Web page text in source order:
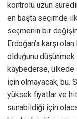
kontrolü uzun
en başta seçimde
seçmenin bir
Erdoğan’a karşı
olduğunu
kaybederse,
için olmayacak, bu.
yüksek fiyatlar ve
sunabildiği için